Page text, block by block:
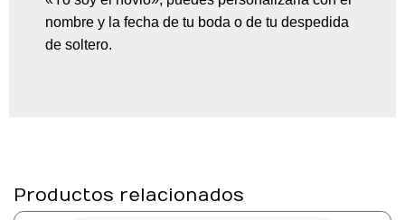
nombre y la fecha de tu boda o de tu despedida
de soltero.
Productos relacionados